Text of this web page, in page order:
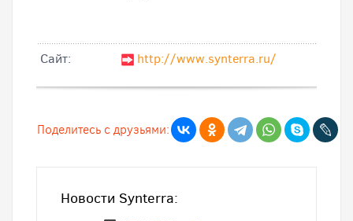
Cайт: http://www.synterra.ru/
Поделитесь с друзьями:
Новости Synterra: